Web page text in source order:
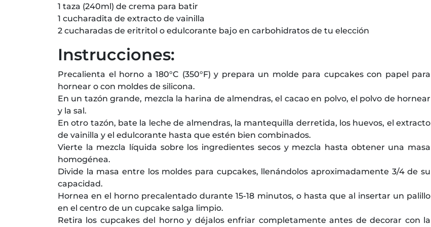
1 taza (240ml) de crema para batir
1 cucharadita de extracto de vainilla
2 cucharadas de eritritol o edulcorante bajo en carbohidratos de tu elección
Instrucciones:
Precalienta el horno a 180°C (350°F) y prepara un molde para cupcakes con papel para
hornear o con moldes de silicona.
En un tazón grande, mezcla la harina de almendras, el cacao en polvo, el polvo de hornear
y la sal.
En otro tazón, bate la leche de almendras, la mantequilla derretida, los huevos, el extracto
de vainilla y el edulcorante hasta que estén bien combinados.
Vierte la mezcla líquida sobre los ingredientes secos y mezcla hasta obtener una masa
homogénea.
Divide la masa entre los moldes para cupcakes, llenándolos aproximadamente 3/4 de su
capacidad.
Hornea en el horno precalentado durante 15-18 minutos, o hasta que al insertar un palillo
en el centro de un cupcake salga limpio.
Retira los cupcakes del horno y déjalos enfriar completamente antes de decorar con la